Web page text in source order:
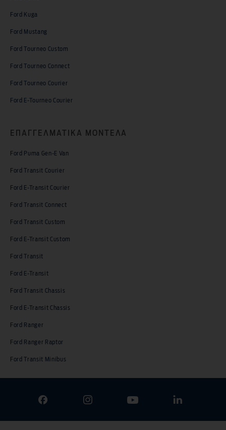
Ford Kuga
Ford Mustang
Ford Tourneo Custom
Ford Tourneo Connect
Ford Tourneo Courier
Ford E-Tourneo Courier
ΕΠΑΓΓΕΛΜΑΤΙΚΑ ΜΟΝΤΕΛΑ
Ford Puma Gen-E Van
Ford Transit Courier
Ford E-Transit Courier
Ford Transit Connect
Ford Transit Custom
Ford E-Transit Custom
Ford Transit
Ford E-Transit
Ford Transit Chassis
Ford E-Transit Chassis
Ford Ranger
Ford Ranger Raptor
Ford Transit Minibus